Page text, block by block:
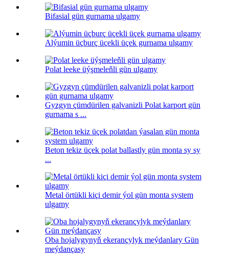
Bifasial gün gurnama ulgamy
Alýumin üçburç üçekli üçek gurnama ulgamy
Polat leeke üýşmeleňli gün ulgamy
Gyzgyn çümdürilen galvanizli Polat karport gün
gurnama s ...
Beton tekiz üçek polat ballastly gün monta sy sy
...
Metal örtükli kiçi demir ýol gün monta system
ulgamy
Oba hojalygynyň ekerançylyk meýdanlary Gün
meýdançasy